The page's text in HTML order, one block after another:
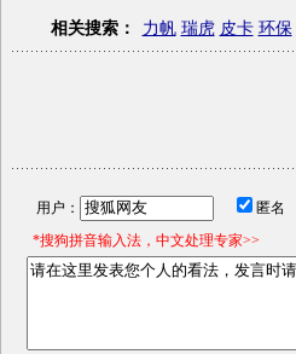
相关搜索： 力帆 瑞虎 皮卡 环保
用户： 匿名
*搜狗拼音输入法，中文处理专家>>